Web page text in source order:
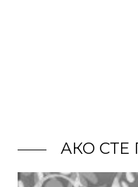
АКО